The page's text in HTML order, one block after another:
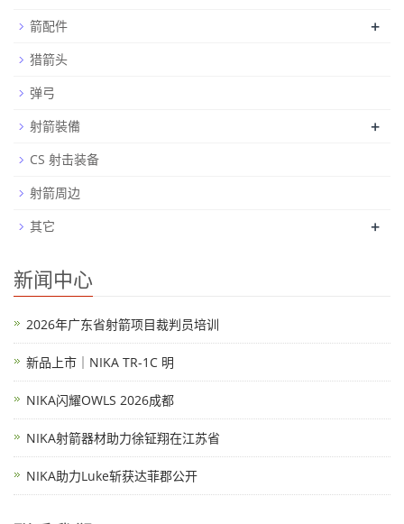
箭配件 +
猎箭头
弹弓
射箭裝備
+
CS 射击装备
射箭周边
其它
+
新闻中心
2026年广东省射箭项目裁判员培训
新品上市｜NIKA TR-1C 明
NIKA闪耀OWLS 2026成都
NIKA射箭器材助力徐钲翔在江苏省
NIKA助力Luke斩获达菲郡公开